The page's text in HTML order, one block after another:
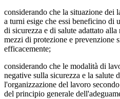
considerando che la situazione dei
a turni esige che essi beneficino di
di sicurezza e di salute adattato
mezzi di protezione e prevenzione
efficacemente;
considerando che le modalità di
negative sulla sicurezza e la salute
l'organizzazione del lavoro
del principio generale